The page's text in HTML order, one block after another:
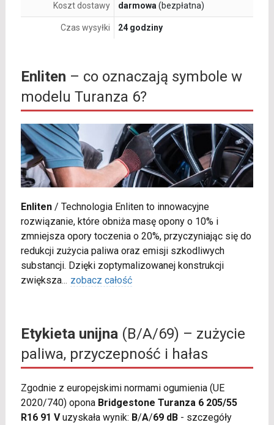
Koszt dostawy darmowa (bezpłatna)
Czas wysyłki 24 godziny
Enliten – co oznaczają symbole w
modelu Turanza 6?
Enliten/ Technologia Enliten to innowacyjne
rozwiązanie, które obniża masę opony o 10% i
zmniejsza opory toczenia o 20%, przyczyniając się do
redukcji zużycia paliwa oraz emisji szkodliwych
substancji. Dzięki zoptymalizowanej konstrukcji
zwiększa... zobacz całość
Etykieta unijna(B/A/69) – zużycie
paliwa, przyczepność i hałas
Zgodnie z europejskimi normami ogumienia (UE
2020/740) opona Bridgestone Turanza 6 205/55
R16 91 Vuzyskała wynik: B/A/69 dB- szczegóły